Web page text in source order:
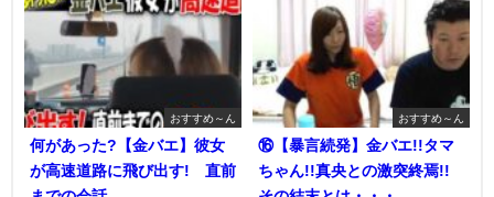
おすすめ～ん
何があった?【金バエ】彼女
が高速道路に飛び出す! 直前
おすすめ～ん
⑯【暴言続発】金バエ!!タマ
ちゃん!!真央との激突終焉!!